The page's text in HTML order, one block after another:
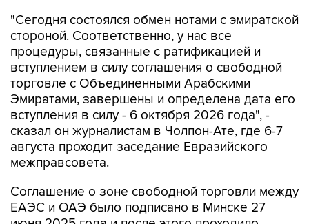
"Сегодня состоялся обмен нотами с эмиратской
стороной. Соответственно, у нас все
процедуры, связанные с ратификацией и
вступлением в силу соглашения о свободной
торговле с Объединенными Арабскими
Эмиратами, завершены и определена дата его
вступления в силу - 6 октября 2026 года", -
сказал он журналистам в Чолпон-Ате, где 6-7
августа проходит заседание Евразийского
межправсовета.
Соглашение о зоне свободной торговли между
ЕАЭС и ОАЭ было подписано в Минске 27